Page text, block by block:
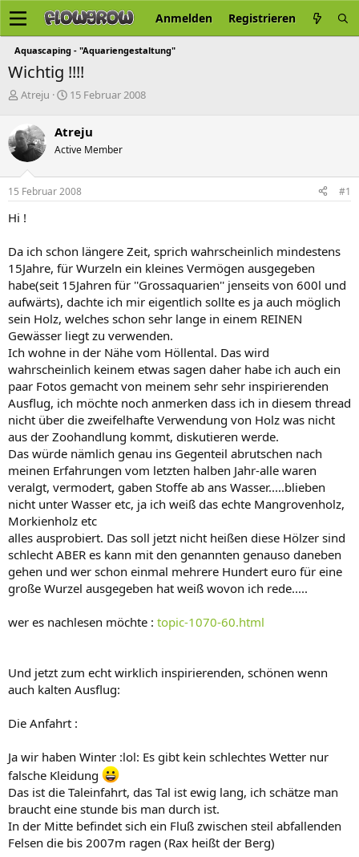
Anmelden Registrieren
Aquascaping - "Aquariengestaltung"
Wichtig !!!!
E
t
e
l
l
e
Atreju
E
t
e
l
t
15 Februar 2008
Atreju
Active Member
15 Februar 2008 #1
Hi !
Da ich schon längere Zeit, sprich wahrscheinlich mindestens
15Jahre, für Wurzeln ein kleines Vermögen ausgegeben
habe(seit 15Jahren für ''Grossaquarien'' jenseits von 600l und
aufwärts), dachte ich mir eigentlich sollte es ja auch möglich
sein Holz, welches schon sehr lange in einem REINEN
Gewässer liegt zu verwenden.
Ich wohne in der Nähe vom Höllental. Das wird
wahrscheinlich keinem etwas sagen daher habe ich auch ein
paar Fotos gemacht von meinem sehr sehr inspirierenden
Ausflug, ich möchte noch anmerken dass ich in diesem thread
nicht über die zweifelhafte Verwendung von Holz was nicht
aus der Zoohandlung kommt, diskutieren werde.
Das würde nämlich genau ins Gegenteil abrutschen nach
meinen Erfahrungen vom letzten halben Jahr-alle waren
veralgt, vermodert, gaben Stoffe ab ans Wasser.....blieben
nicht unter Wasser etc, ja ich weiß das echte Mangrovenholz,
Morkienholz etc
alles ausprobiert. Das soll jetzt nicht heißen diese Hölzer sind
schlecht ABER es kann mit den genannten genauso daneben
gehen und wer schon einmal mehrere Hundert euro für eine
große Wurzel ausgegeben hat weiß wovon ich rede.....
wer es nachlesen möchte : topic-1070-60.html
Und jetzt zum echt wirklich inspirierenden, schönen wenn
auch kalten Ausflug:
Die Anfahrt :
Ja wir haben Winter :lol: Es gibt kein schlechtes Wetter nur
falsche Kleidung
Das ist die Taleinfahrt, das Tal ist ewig lang, ich schätze man
braucht eine stunde bis man durch ist.
In der Mitte befindet sich ein Fluß zwischen steil abfallenden
Felsen die bis 2007m ragen (Rax heißt der Berg)